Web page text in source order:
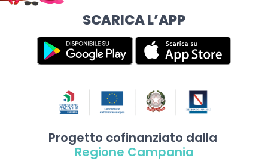
SCARICA L’APP
Progetto cofinanziato dalla
Regione Campania